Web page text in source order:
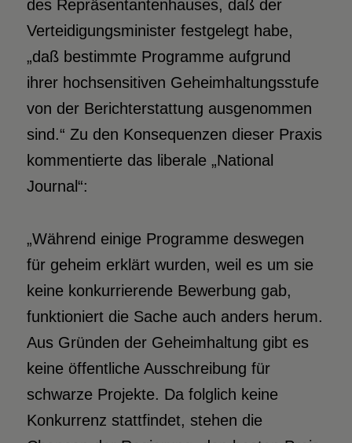
des Repräsentantenhauses, daß der
Verteidigungsminister festgelegt habe,
„daß bestimmte Programme aufgrund
ihrer hochsensitiven Geheimhaltungsstufe
von der Berichterstattung ausgenommen
sind.“ Zu den Konsequenzen dieser Praxis
kommentierte das liberale „National
Journal“:
„Während einige Programme deswegen
für geheim erklärt wurden, weil es um sie
keine konkurrierende Bewerbung gab,
funktioniert die Sache auch anders herum.
Aus Gründen der Geheimhaltung gibt es
keine öffentliche Ausschreibung für
schwarze Projekte. Da folglich keine
Konkurrenz stattfindet, stehen die